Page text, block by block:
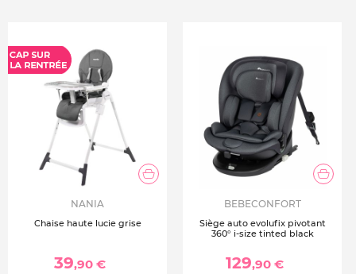
NANIA
Chaise haute lucie grise
39,90 €
BEBECONFORT
Siège auto evolufix pivotant
360° i-size tinted black
129,90 €